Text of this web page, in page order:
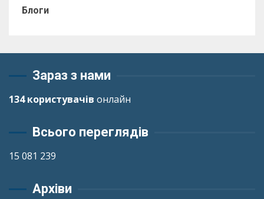
Блоги
Зараз з нами
134 користувачів онлайн
Всього переглядів
15 081 239
Архіви